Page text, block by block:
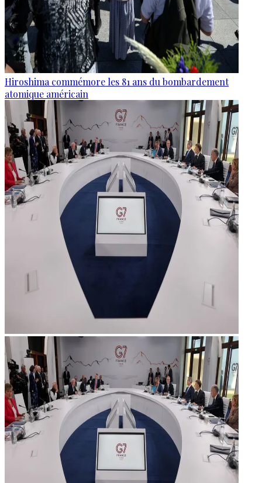
Hiroshima commémore les 81 ans du bombardement
atomique américain